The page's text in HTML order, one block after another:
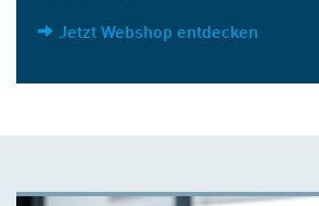
Jetzt Webshop entdecken